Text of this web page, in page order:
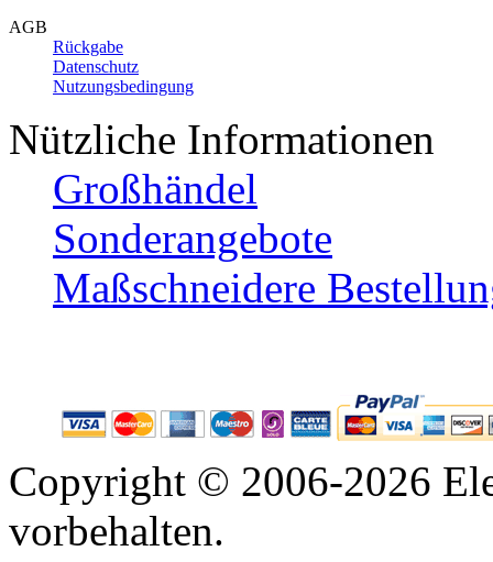
AGB
Rückgabe
Datenschutz
Nutzungsbedingung
Nützliche Informationen
Großhändel
Sonderangebote
Maßschneidere
Copyright © 2006-2026
vorbehalten.